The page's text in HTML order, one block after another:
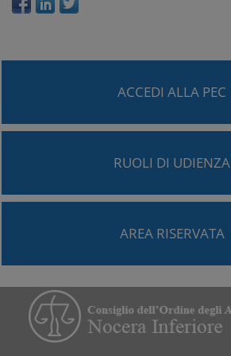
ACCEDI ALLA PEC
RUOLI DI UDIENZA
AREA RISERVATA